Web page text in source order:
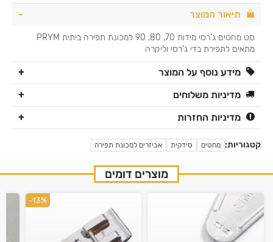
תיאור המוצר
סט מחטים ג'רסי מידות 70, 80, 90 למכונת תפירה ביתית PRYM
מתאים לתפירת בדי ג'רסי וליקרה
מידע נוסף על המוצר
מדיניות משלוחים
מדיניות החזרות
קטגוריות: מחטים סידקית אביזרים למכונת תפירה
מוצרים דומים
-13%